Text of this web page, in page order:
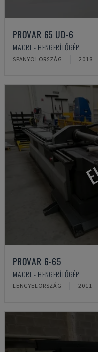
PROVAR 65 UD-6
MACRI - HENGERÍTŐGÉP
SPANYOLORSZÁG 2018
PROVAR 6-65
MACRI - HENGERÍTŐGÉP
LENGYELORSZÁG 2011